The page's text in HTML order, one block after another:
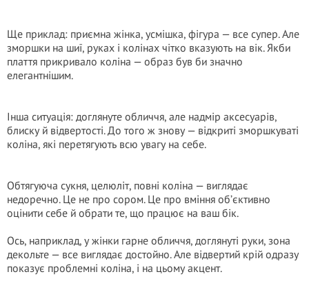
Ще приклад: приємна жінка, усмішка, фігура — все супер. Але
зморшки на шиї, руках і колінах чітко вказують на вік. Якби
плаття прикривало коліна — образ був би значно
елегантнішим.
Інша ситуація: доглянуте обличчя, але надмір аксесуарів,
блиску й відвертості. До того ж знову — відкриті зморшкуваті
коліна, які перетягують всю увагу на себе.
Обтягуюча сукня, целюліт, повні коліна — виглядає
недоречно. Це не про сором. Це про вміння об’єктивно
оцінити себе й обрати те, що працює на ваш бік.
Ось, наприклад, у жінки гарне обличчя, доглянуті руки, зона
декольте — все виглядає достойно. Але відвертий крій одразу
показує проблемні коліна, і на цьому акцент.